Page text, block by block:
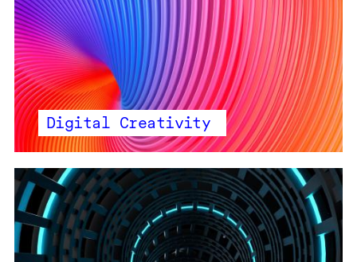
Digital Creativity